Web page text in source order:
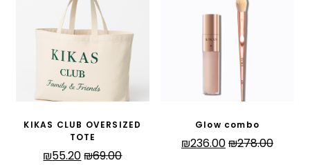
Glow combo
₪278.00
המחיר ₪236.00 המחיר
KIKAS CLUB OVERSIZED
TOTE
₪69.00
המחיר₪55.20 המחיר